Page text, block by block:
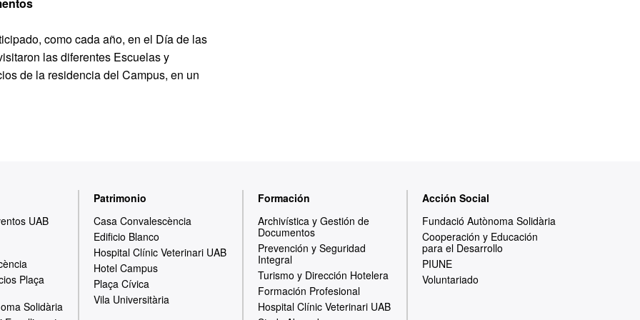
como cada año, en el Día de las
las diferentes Escuelas y
de la residencia del Campus, en un
UAB
Plaça
Solidària
Patrimonio
Casa Convalescència
Edificio Blanco
Hospital Clínic Veterinari UAB
Hotel Campus
Plaça Cívica
Vila Universitària
Formación
Archivística y Gestión de
Documentos
Prevención y Seguridad
Integral
Turismo y Dirección Hotelera
Formación Profesional
Hospital Clínic Veterinari UAB
Acción Social
Fundació Autònoma Solidària
Cooperación y Educación
para el Desarrollo
PIUNE
Voluntariado